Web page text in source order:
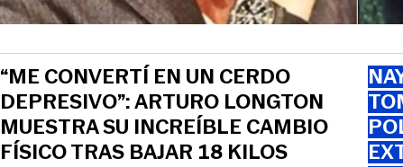
“ME CONVERTÍ EN UN CERDO
DEPRESIVO”: ARTURO LONGTON
MUESTRA SU INCREÍBLE CAMBIO
FÍSICO TRAS BAJAR 18 KILOS